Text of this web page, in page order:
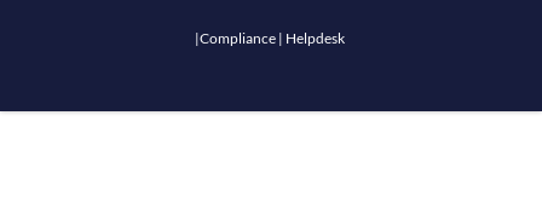
|Compliance | Helpdesk